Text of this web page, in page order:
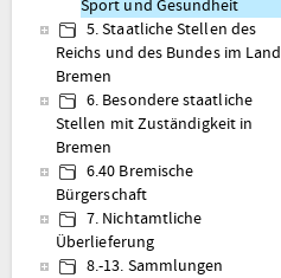
Sport und Gesundheit
5. Staatliche Stellen des
Reichs und des Bundes im Land
Bremen
6. Besondere staatliche
Stellen mit Zuständigkeit in
Bremen
6.40 Bremische
Bürgerschaft
7. Nichtamtliche
Überlieferung
8.-13. Sammlungen